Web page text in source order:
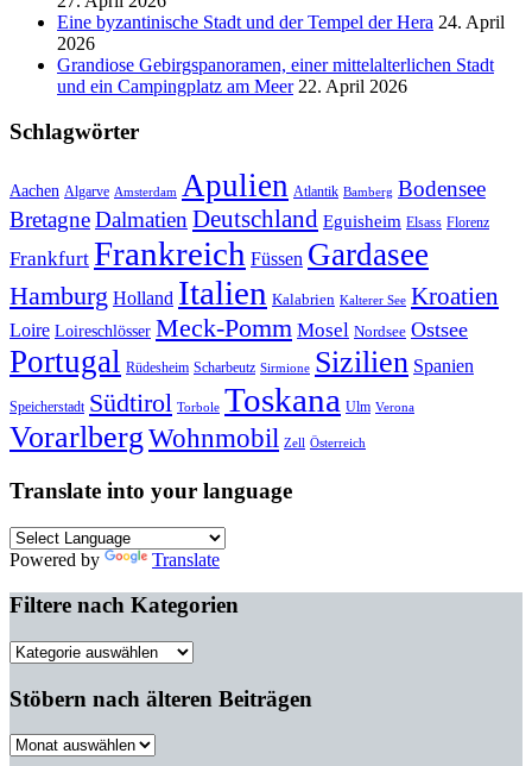
Eine byzantinische Stadt und der Tempel der Hera 24. April
2026
Grandiose Gebirgspanoramen, einer mittelalterlichen Stadt
und ein Campingplatz am Meer 22. April 2026
Schlagwörter
Aachen Algarve Amsterdam Apulien Atlantik Bamberg Bodensee
BretagneDalmatien Deutschland Eguisheim Elsass Florenz
Frankfurt Frankreich Füssen Gardasee
Hamburg Holland Italien Kalabrien Kalterer See Kroatien
Loire Loireschlösser Meck-Pomm Mosel Nordsee Ostsee
Portugal Rüdesheim Scharbeutz Sirmione Sizilien Spanien
Speicherstadt Südtirol Torbole Toskana Ulm Verona
VorarlbergWohnmobil Zell Österreich
Translate into your language
Powered by Translate
Filtere nach Kategorien
Filtere
Kategorien
Stöbern nach älteren Beiträgen
Stöbern